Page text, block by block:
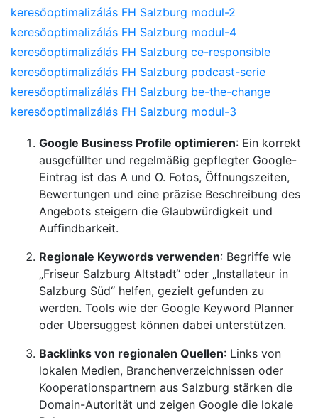
keresőoptimalizálás FH Salzburg modul-2
keresőoptimalizálás FH Salzburg modul-4
keresőoptimalizálás FH Salzburg ce-responsible
keresőoptimalizálás FH Salzburg podcast-serie
keresőoptimalizálás FH Salzburg be-the-change
keresőoptimalizálás FH Salzburg modul-3
Google Business Profile optimieren: Ein korrekt
ausgefüllter und regelmäßig gepflegter Google-
Eintrag ist das A und O. Fotos, Öffnungszeiten,
Bewertungen und eine präzise Beschreibung des
Angebots steigern die Glaubwürdigkeit und
Auffindbarkeit.
Regionale Keywords verwenden: Begriffe wie
„Friseur Salzburg Altstadt“ oder „Installateur in
Salzburg Süd“ helfen, gezielt gefunden zu
werden. Tools wie der Google Keyword Planner
oder Ubersuggest können dabei unterstützen.
Backlinks von regionalen Quellen: Links von
lokalen Medien, Branchenverzeichnissen oder
Kooperationspartnern aus Salzburg stärken die
Domain-Autorität und zeigen Google die lokale